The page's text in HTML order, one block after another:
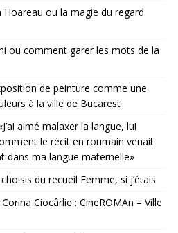
Hoareau ou la magie du regard
ou comment garer les mots de la
de peinture comme une
à la ville de Bucarest
aimé malaxer la langue, lui
le récit en roumain venait
dans ma langue maternelle»
du recueil Femme, si j’étais
Ciocârlie : CineROMAn – Ville